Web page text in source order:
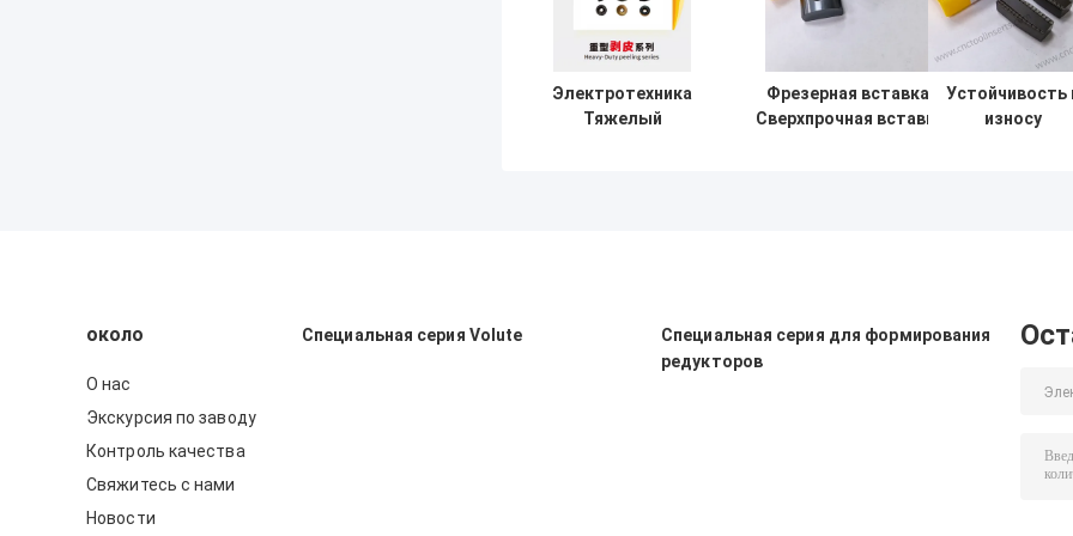
Электротехника
Тяжелый
Фрезерная вставка,
Сверхпрочная вставка
Устойчивость
износу
около
О нас
Экскурсия по заводу
Контроль качества
Свяжитесь с нами
Новости
Специальная серия Volute
Специальная серия для формирования
редукторов